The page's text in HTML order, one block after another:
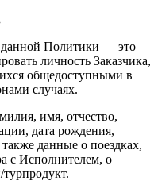
данной Политики — это
личность Заказчика,
общедоступными в
случаях.
имя, отчество,
дата рождения,
данные о поездках,
с Исполнителем, о